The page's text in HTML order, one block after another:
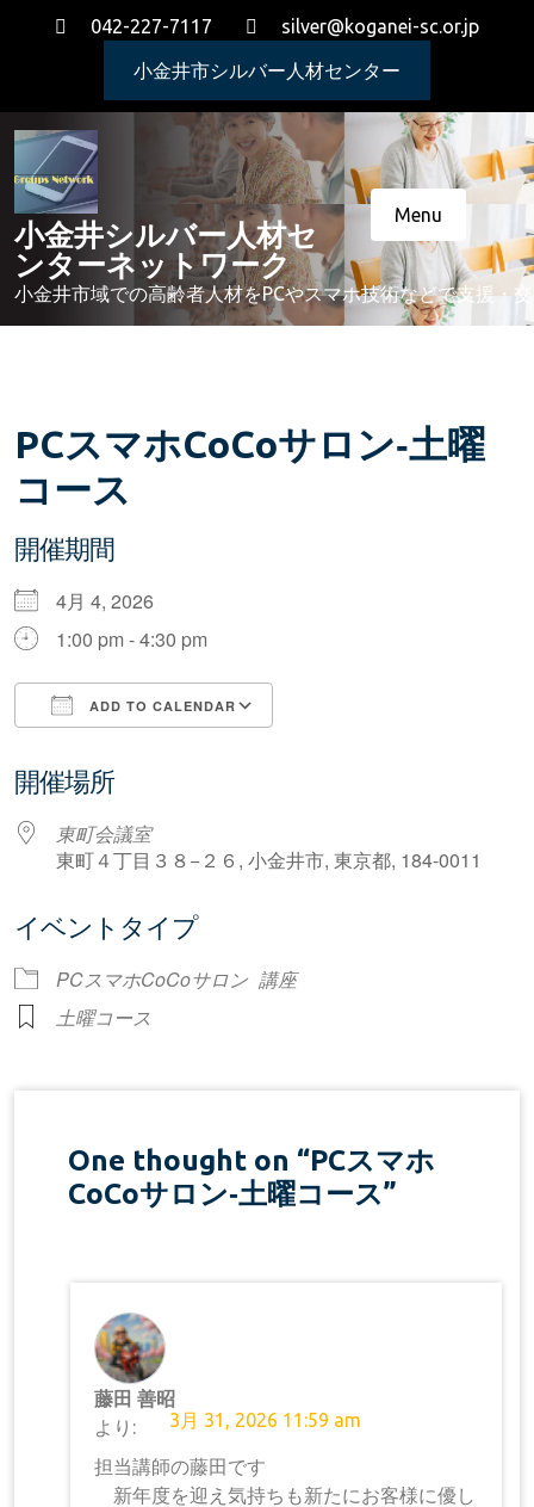
042-227-7117 silver@koganei-sc.or.jp
小金井市シルバー人材センター
小金井シルバー人材セ
ンターネットワーク
小金井市域での高齢者人材をPCやスマホ技術などで支援・
Menu
PCスマホCoCoサロン‐土曜
コース
開催期間
4月 4, 2026
1:00 pm - 4:30 pm
ADD TO CALENDAR
開催場所
東町会議室
東町４丁目３８−２６, 小金井市, 東京都, 184-0011
イベントタイプ
PCスマホCoCoサロン 講座
土曜コース
One thought on “PCスマホ
CoCoサロン‐土曜コース”
藤田 善昭
より:
3月 31, 2026 11:59 am
担当講師の藤田です
新年度を迎え気持ちも新たにお客様に優し